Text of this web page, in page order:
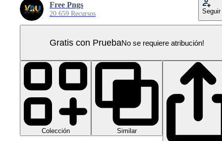
Free Pngs
20.659 Recursos Seguir
Gratis con PruebaNo se requiere atribución!
Colección Similar